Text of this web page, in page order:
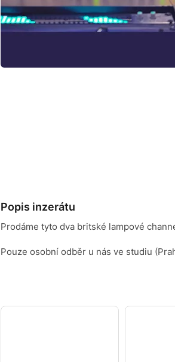
Popis inzerátu
Prodáme tyto dva britské lampové
Pouze osobní odběr u nás ve studiu